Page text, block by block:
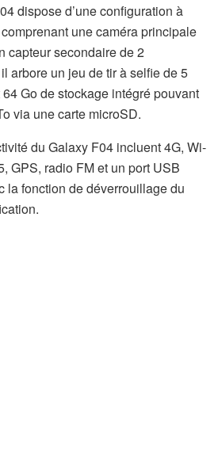
dispose d’une configuration à
une caméra principale
capteur secondaire de 2
arbore un jeu de tir à selfie de 5
Go de stockage intégré pouvant
via une carte microSD.
du Galaxy F04 incluent 4G, Wi-
GPS, radio FM et un port USB
la fonction de déverrouillage du